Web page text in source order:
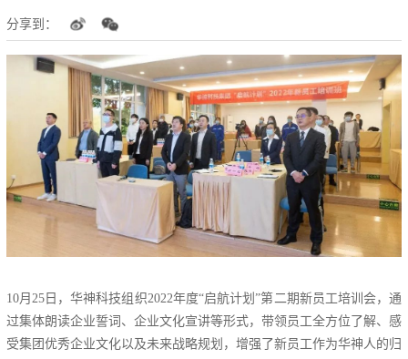
分享到：
10月25日，华神科技组织2022年度“启航计划”第二期新员工培训会，通
过集体朗读企业誓词、企业文化宣讲等形式，带领员工全方位了解、感
受集团优秀企业文化以及未来战略规划，增强了新员工作为华神人的归